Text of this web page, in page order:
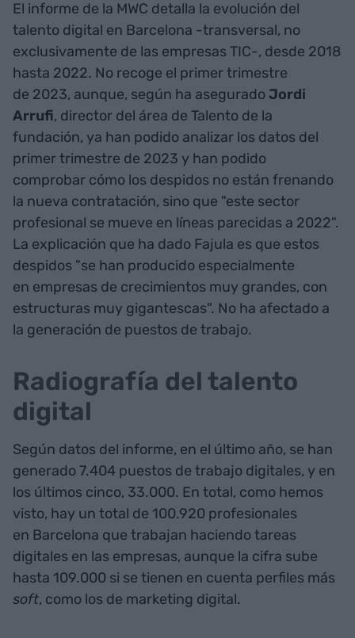
El informe de la MWC detalla la evolución del
talento digital en Barcelona -transversal, no
exclusivamente de las empresas TIC-, desde 2018
hasta 2022. No recoge el primer trimestre
de 2023, aunque, según ha aseguradoJordi
Arrufi, director del área de Talento de la
fundación, ya han podido analizar los datos del
primer trimestre de 2023 y han podido
comprobar cómo los despidos no están frenando
la nueva contratación, sino que "este sector
profesional se mueve en líneas parecidas a 2022".
La explicación que ha dado Fajula es que estos
despidos "se han producido especialmente
en empresas de crecimientos muy grandes, con
estructuras muy gigantescas". No ha afectado a
la generación de puestos de trabajo.
Radiografía del talento
digital
Según datos del informe, en el último año, se han
generado 7.404 puestos de trabajo digitales, y en
los últimos cinco, 33.000. En total, como hemos
visto, hay un total de 100.920 profesionales
en Barcelona que trabajan haciendo tareas
digitales en las empresas, aunque la cifra sube
hasta 109.000 si se tienen en cuenta perfiles más
soft, como los de marketing digital.